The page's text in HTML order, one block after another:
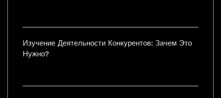
Изучение Деятельности Конкурентов: Зачем Это
Нужно?